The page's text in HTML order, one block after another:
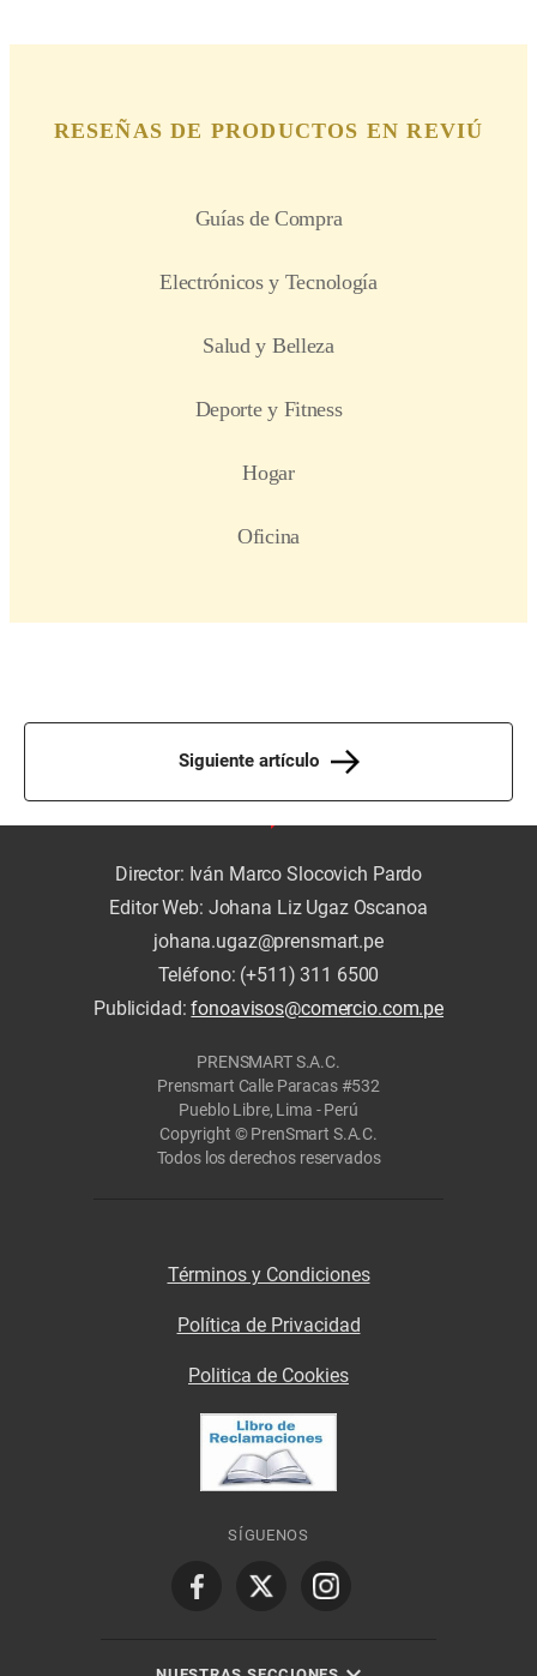
Siguiente artículo
Director: Iván Marco Slocovich Pardo
Editor Web: Johana Liz Ugaz Oscanoa
johana.ugaz@prensmart.pe
Teléfono: (+511) 311 6500
Publicidad:fonoavisos@comercio.com.pe
PRENSMART S.A.C.
Prensmart Calle Paracas #532
Pueblo Libre, Lima - Perú
Copyright © PrenSmart S.A.C.
Todos los derechos reservados
Términos y Condiciones
Política de Privacidad
Politica de Cookies
SÍGUENOS